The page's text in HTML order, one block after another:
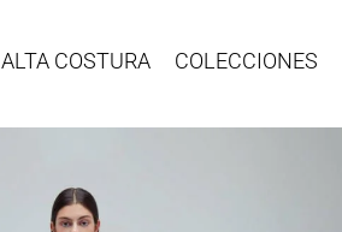
ALTA COSTURA COLECCIONES